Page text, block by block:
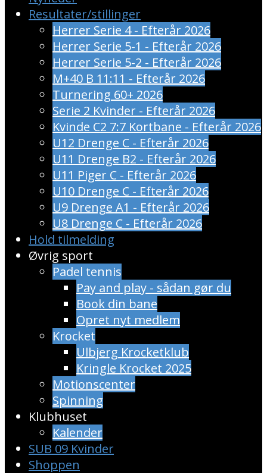
Resultater/stillinger
Herrer Serie 4 - Efterår 2026
Herrer Serie 5-1 - Efterår 2026
Herrer Serie 5-2 - Efterår 2026
M+40 B 11:11 - Efterår 2026
Turnering 60+ 2026
Serie 2 Kvinder - Efterår 2026
Kvinde C2 7:7 Kortbane - Efterår 2026
U12 Drenge C - Efterår 2026
U11 Drenge B2 - Efterår 2026
U11 Piger C - Efterår 2026
U10 Drenge C - Efterår 2026
U9 Drenge A1 - Efterår 2026
U8 Drenge C - Efterår 2026
Hold tilmelding
Øvrig sport
Padel tennis
Pay and play - sådan gør du
Book din bane
Opret nyt medlem
Krocket
Ulbjerg Krocketklub
Kringle Krocket 2025
Motionscenter
Spinning
Klubhuset
Kalender
SUB 09 Kvinder
Shoppen